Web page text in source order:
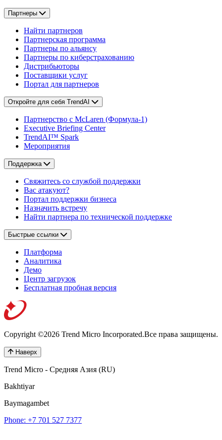
Партнеры
Найти партнеров
Партнерская программа
Партнеры по альянсу
Партнеры по киберстрахованию
Дистрибьюторы
Поставщики услуг
Портал для партнеров
Откройте для себя TrendAI
Партнерство с McLaren (Формула-1)
Executive Briefing Center
TrendAI™ Spark
Мероприятия
Поддержка
Свяжитесь со службой поддержки
Вас атакуют?
Портал поддержки бизнеса
Назначить встречу
Найти партнера по технической поддержке
Быстрые ссылки
Платформа
Аналитика
Демо
Центр загрузок
Бесплатная пробная версия
Copyright ©2026 Trend Micro Incorporated.Все права защищены.
Наверх
Trend Micro - Средняя Азия (RU)
Bakhtiyar
Baymagambet
Phone: +7 701 527 7377